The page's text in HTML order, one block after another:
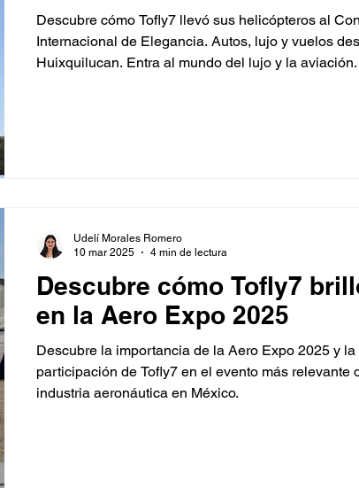
Descubre cómo Tofly7 llevó sus helicópteros al
Internacional de Elegancia. Autos, lujo y vuelos
Huixquilucan. Entra al mundo del lujo y la aviación.
Descubre cómo Tofly7
en la Aero Expo 2025
Descubre la importancia de la Aero Expo 2025 y la
participación de Tofly7 en el evento más relevante
industria aeronáutica en México.
Udelí Morales Romero
10 mar 2025
4 min de lectura